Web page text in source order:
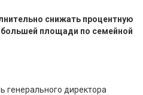
снижать процентную
большей площади по семейной
генерального директора